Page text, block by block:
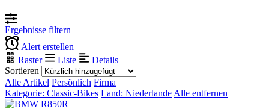
Ergebnisse filtern
Alert erstellen
Raster
Liste
Details
Sortieren
Alle Artikel Persönlich Firma
Kategorie: Classic-Bikes Land: Niederlande Alle entfernen